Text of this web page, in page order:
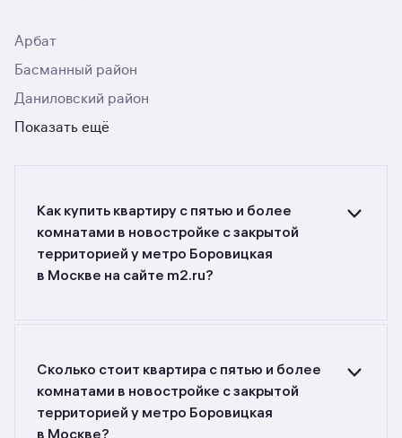
Арбат
Басманный район
Даниловский район
Показать ещё
Как купить квартиру с пятью и более
комнатами в новостройке c закрытой
территорией у метро Боровицкая
в Москве на сайте m2.ru?
Воспользуйтесь фильтрами или поиском
в разделе.
Сколько стоит квартира с пятью и более
комнатами в новостройке c закрытой
территорией у метро Боровицкая
в Москве?